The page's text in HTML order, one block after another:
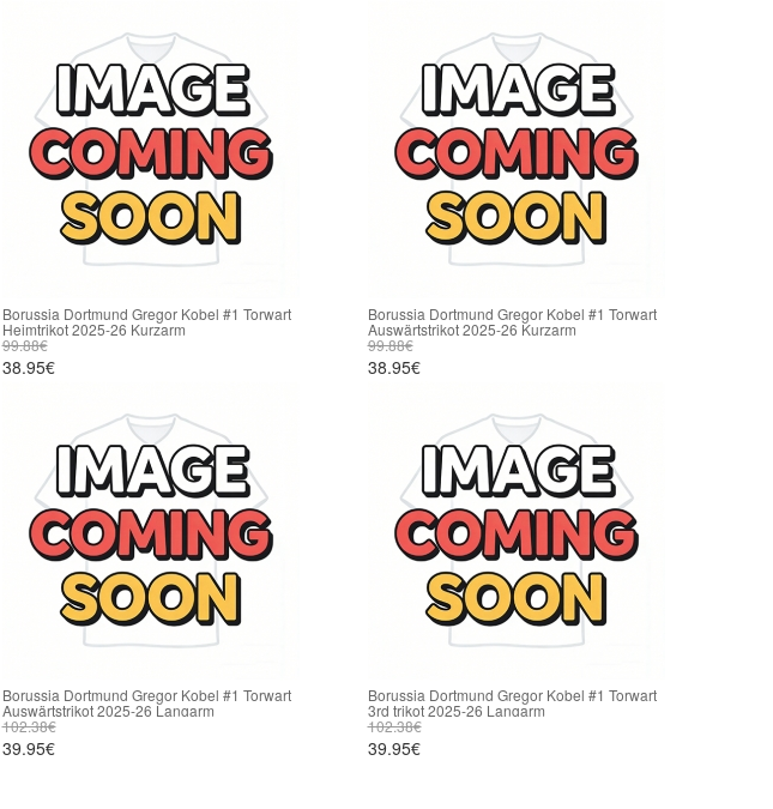
Borussia Dortmund Gregor Kobel #1 Torwart
Heimtrikot 2025-26 Kurzarm
99.88€
38.95€
Borussia Dortmund Gregor Kobel #1 Torwart
Auswärtstrikot 2025-26 Kurzarm
99.88€
38.95€
Borussia Dortmund Gregor Kobel #1 Torwart
Auswärtstrikot 2025-26 Langarm
102.38€
39.95€
Borussia Dortmund Gregor Kobel #1 Torwart
3rd trikot 2025-26 Langarm
102.38€
39.95€